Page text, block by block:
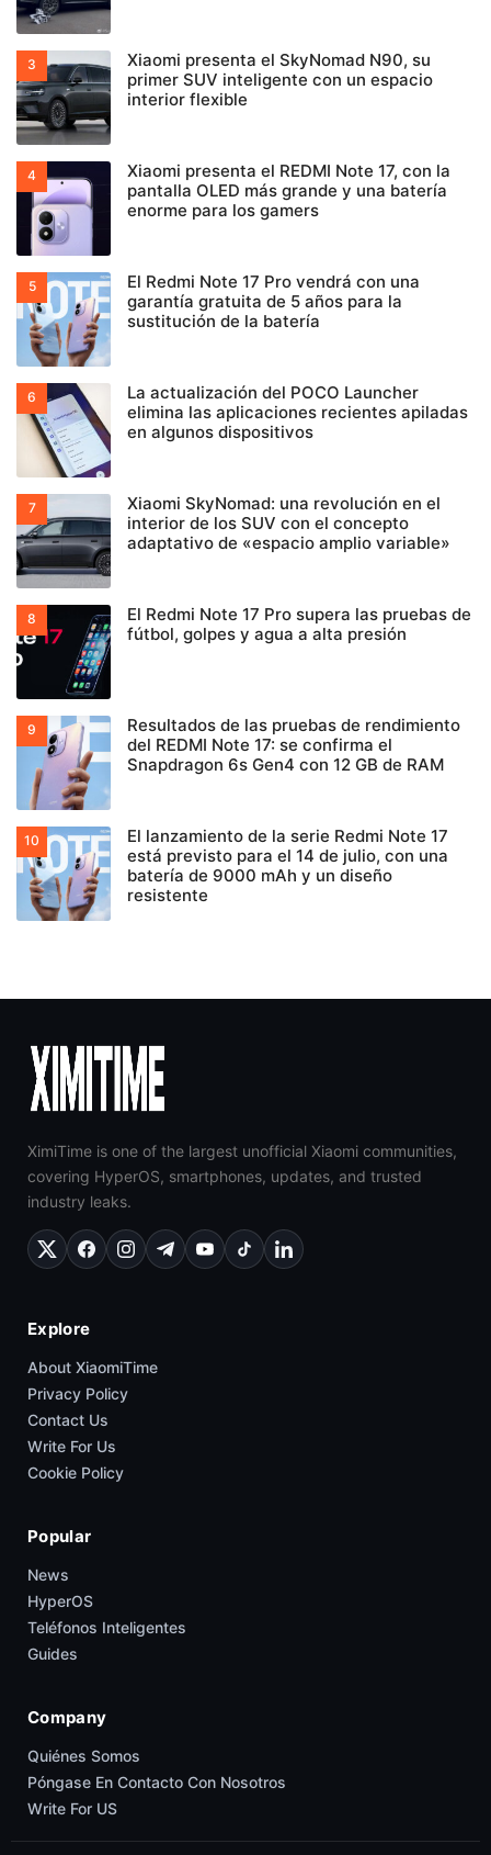
Xiaomi presenta el SkyNomad N90, su
primer SUV inteligente con un espacio
interior flexible
Xiaomi presenta el REDMI Note 17, con la
pantalla OLED más grande y una batería
enorme para los gamers
El Redmi Note 17 Pro vendrá con una
garantía gratuita de 5 años para la
sustitución de la batería
La actualización del POCO Launcher
elimina las aplicaciones recientes apiladas
en algunos dispositivos
Xiaomi SkyNomad: una revolución en el
interior de los SUV con el concepto
adaptativo de «espacio amplio variable»
El Redmi Note 17 Pro supera las pruebas de
fútbol, golpes y agua a alta presión
Resultados de las pruebas de rendimiento
del REDMI Note 17: se confirma el
Snapdragon 6s Gen4 con 12 GB de RAM
El lanzamiento de la serie Redmi Note 17
está previsto para el 14 de julio, con una
batería de 9000 mAh y un diseño
resistente
XimiTime is one of the largest unofficial Xiaomi communities,
covering HyperOS, smartphones, updates, and trusted
industry leaks.
Explore
About XiaomiTime
Privacy Policy
Contact Us
Write For Us
Cookie Policy
Popular
News
HyperOS
Teléfonos Inteligentes
Guides
Company
Quiénes Somos
Póngase En Contacto Con Nosotros
Write For US